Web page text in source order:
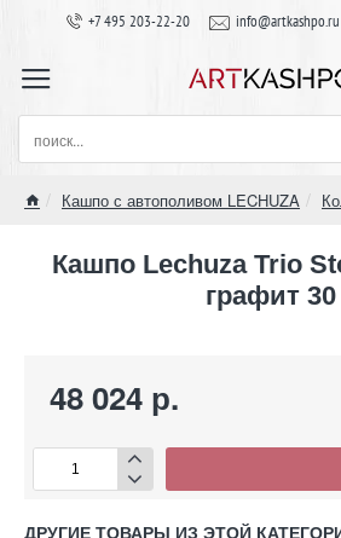
+7 495 203-22-20 info@artkashpo.ru
поиск...
Кашпо с автополивом LECHUZA
Кашпо Lechuza Trio
графит 30
48 024 р.
ДРУГИЕ ТОВАРЫ ИЗ ЭТОЙ